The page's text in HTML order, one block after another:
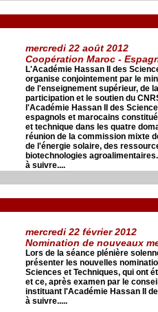
mercredi 22 août 2012
Coopération Maroc -
L'Académie Hassan II des
organise conjointement par le
de l'enseignement supérieur, de
participation et le soutien du
l'Académie Hassan II des
espagnols et marocains
et technique dans les quatre
réunion de la commission mixte
de l'énergie solaire, des
biotechnologies agroalimentaires.
à suivre....
mercredi 22 février 2012
Nomination de nouveaux
Lors de la séance plénière
présenter les nouvelles
Sciences et Techniques, qui ont
et ce, après examen par le
instituant l'Académie Hassan II
à suivre.....